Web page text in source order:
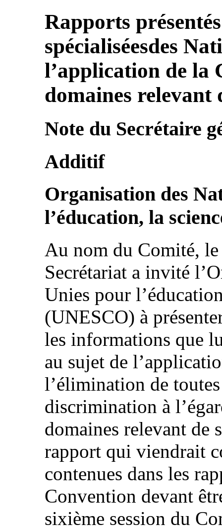
Rapports
spécialiséesdes
l’application de la
domaines relevant
Note du Secrétaire
Additif
Organisation des
l’éducation, la
Au nom du Comité,
Secrétariat a invité
Unies pour
(UNESCO) à
les informations que
au sujet de
l’élimination de
discrimination à
domaines relevant de
rapport qui viendrait
contenues dans les
Convention devant
sixième session du